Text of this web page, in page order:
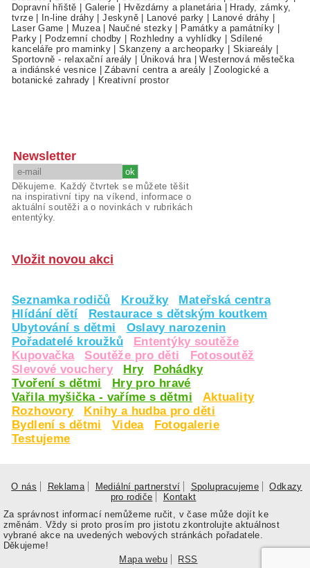
Dopravní hřiště
Galerie Hvězdárny a planetária|
Hrady, zámky,
tvrze| In-line dráhy |Jeskyně| Lanové parky Lanové dráhy
Laser Game
Muzea| Naučné stezky Památky a památníky
Parky| Podzemní chodby Rozhledny a vyhlídky
Sdílené
kanceláře pro maminky |Skanzeny a archeoparky Skiareály
Sportovně - relaxační areály
Úniková hra|Westernová městečka
a indiánské vesnice |Zábavní centra a areály |Zoologické a
botanické zahrady
Kreativní prostor
Newsletter
Děkujeme. Každý čtvrtek se můžete těšit
na inspirativní tipy na víkend, informace o
aktuální soutěži a o novinkách v rubrikách
ententýky.
Vložit novou akci
Seznamka rodičů Kroužky
Mateřská centra
Hlídání dětí
Restaurace s dětským koutkem
Ubytování s dětmi
Oslavy narozenin
Pořadatelé kroužků
Ententýky soutěže
Kupovačka
Soutěže pro děti
Fotosoutěž
Slevové vouchery
Hry
Pohádky
Tvoření s dětmi
Hry pro hravé
Vařila myšička - vaříme s dětmi
Aktuality
Rozhovory
Knihy a hudba pro děti
Bydlení s dětmi
Videa
Fotogalerie
Testujeme
O nás Reklama Mediální partnerství Spolupracujeme
Odkazy
pro rodiče
Kontakt
Za správnost informací nemůžeme ručit, v čase může dojít ke
změnám. Vždy si proto prosím pro jistotu zkontrolujte aktuálnost
vybrané akce na uvedených webových stránkách pořadatele.
Děkujeme!
Mapa webu
RSS